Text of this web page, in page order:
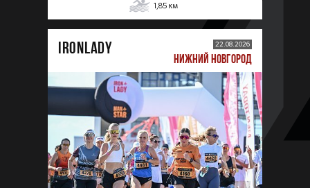
1,85 км
IRONLADY 22.08.2026
НИЖНИЙ НОВГОРОД